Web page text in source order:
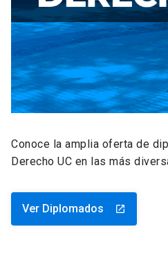
Conoce la amplia oferta de
Derecho UC en las más
Ver Diplomados launch